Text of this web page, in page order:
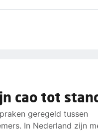
cao tot
geregeld tussen
In Nederland zijn